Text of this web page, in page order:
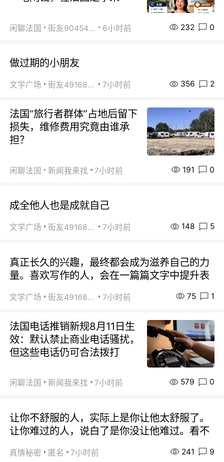
闲聊法国 街友90454511 6小时前 232 0
做过期的小朋友
文学广场 街友49168527 7小时前 356 2
法国“旅行者群体”占地后留下
损失，维修费用究竟由谁承
担？
闲聊法国 新闻我来找 7小时前 191 0
成全他人也是成就自己
文学广场 街友49168527 7小时前 148 5
真正长久的兴趣，最终都会成为滋养自己的力
量。喜欢写作的人，会在一篇篇文字中提升表
文学广场 街友49168527 7小时前 75 1
法国电话推销新规8月11日生
效：默认禁止商业电话骚扰，
但这些电话仍可合法拨打
闲聊法国 新闻我来找 7小时前 579 0
让你不舒服的人，实际上是你让他太舒服了。
让你难过的人，说白了是你没让他难过。看不
真情秘密 匿名 7小时前 241 9